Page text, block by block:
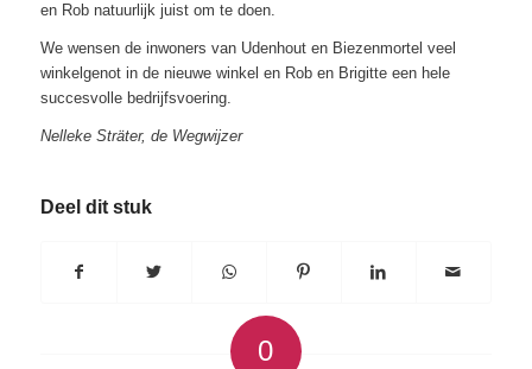
en Rob natuurlijk juist om te doen.
We wensen de inwoners van Udenhout en Biezenmortel veel
winkelgenot in de nieuwe winkel en Rob en Brigitte een hele
succesvolle bedrijfsvoering.
Nelleke Sträter, de Wegwijzer
Deel dit stuk
0